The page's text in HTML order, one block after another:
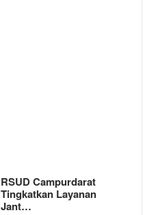
RSUD Campurdarat
Tingkatkan Layanan
Jant…